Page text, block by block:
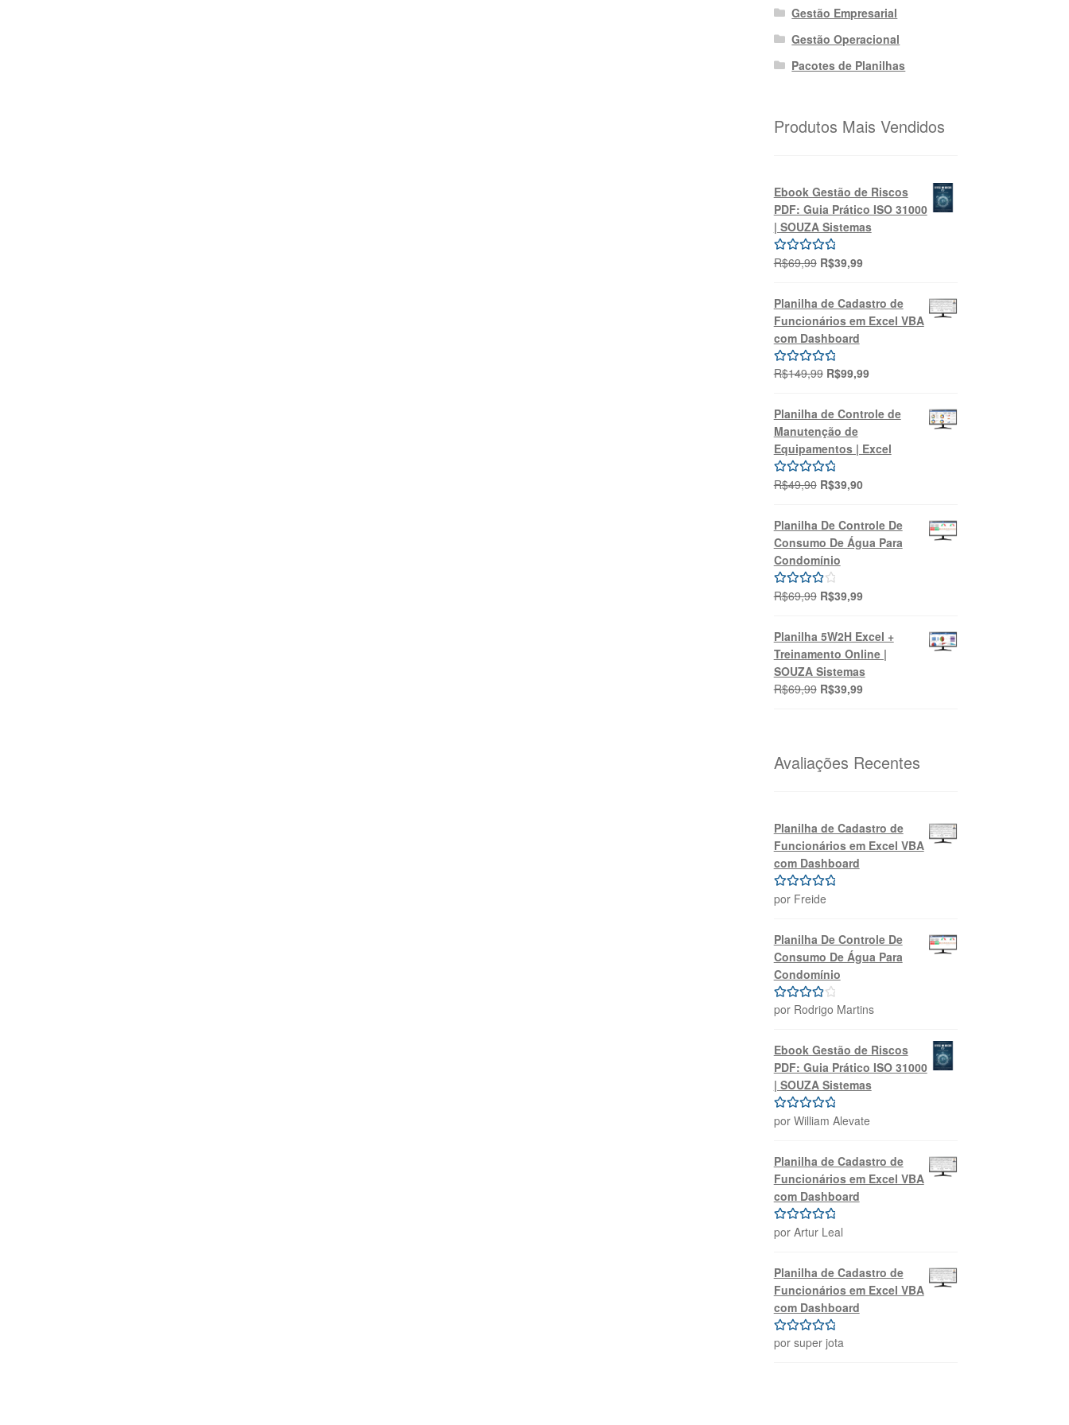
Gestão Empresarial
Gestão Operacional
Pacotes de Planilhas
Produtos Mais Vendidos
Ebook Gestão de Riscos
PDF: Guia Prático ISO 31000
| SOUZA Sistemas
Avaliação
R$69,99 O
original
era:
R$69,99.
R$39,99O
é:
R$39,99.
Planilha de Cadastro de
Funcionários em Excel VBA
com Dashboard
Avaliação
R$149,99 O
original
era:
R$149,99.
R$99,99O
atual
é:
R$99,99.
Planilha de Controle de
Manutenção de
Equipamentos | Excel
Avaliação
R$49,90 O
original
era:
R$49,90.
R$39,90O
atual
é:
R$39,90.
Planilha De Controle De
Consumo De Água Para
Condomínio
Avaliação
R$69,99 O
original
era:
R$69,99.
R$39,99O
atual
é:
R$39,99.
Planilha 5W2H Excel +
Treinamento Online |
SOUZA Sistemas
R$69,99 O
R$69,99.
R$39,99O
R$39,99.
Avaliações Recentes
Planilha de Cadastro de
Funcionários em Excel VBA
com Dashboard
Avaliação5
por Freide
Planilha De Controle De
Consumo De Água Para
Condomínio
Avaliação
por Rodrigo Martins
Ebook Gestão de Riscos
PDF: Guia Prático ISO 31000
| SOUZA Sistemas
Avaliação5
por William Alevate
Planilha de Cadastro de
Funcionários em Excel VBA
com Dashboard
Avaliação 5
por Artur Leal
Planilha de Cadastro de
Funcionários em Excel VBA
com Dashboard
Avaliação5
por super jota